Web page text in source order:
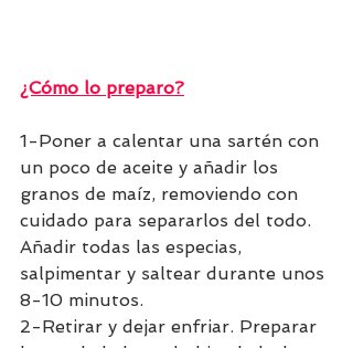
¿Cómo lo preparo?
1-Poner a calentar una sartén con
un poco de aceite y añadir los
granos de maíz, removiendo con
cuidado para separarlos del todo.
Añadir todas las especias,
salpimentar y saltear durante unos
8-10 minutos.
2-Retirar y dejar enfriar. Preparar